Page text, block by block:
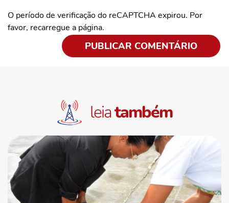
O período de verificação do reCAPTCHA expirou. Por
favor, recarregue a página.
leiatambém